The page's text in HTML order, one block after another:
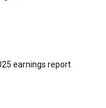
earnings report